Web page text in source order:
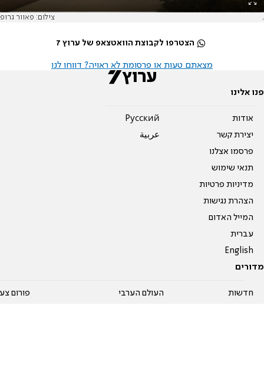
. צילום: פאוור גרופ
הצטרפו לקבוצת הוואטצאפ של ערוץ 7
מצאתם טעות או פרסומת לא ראויה? דווחו לנו
פנו אלינו
אודות
יצירת קשר
פרסמו אצלנו
תנאי שימוש
מדיניות פרטיות
הצהרת נגישות
המייל האדום
עברית
English
Pусский
عربية
מדורים
חדשות
העולם הערבי
פורום